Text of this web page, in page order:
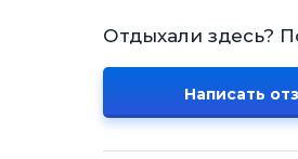
Отдыхали здесь?
Написать